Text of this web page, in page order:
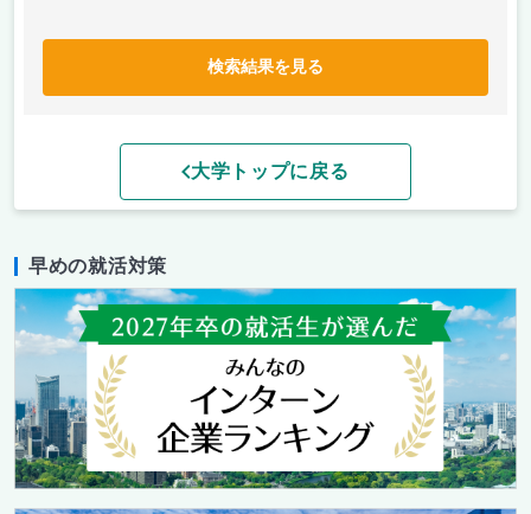
検索結果を見る
大学トップに戻る
早めの就活対策